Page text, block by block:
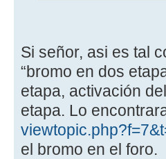
Si señor, asi es tal
“bromo en dos
etapa, activación
etapa. Lo
el bromo en el foro.